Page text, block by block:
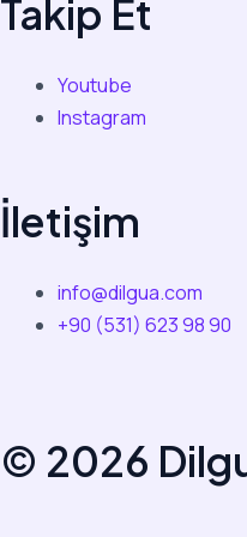
Takip Et
Youtube
Instagram
İletişim
info@dilgua.com
+90 (531) 623 98 90
© 2026